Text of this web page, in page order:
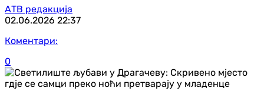
АТВ редакција
02.06.2026 22:37
Коментари:
0